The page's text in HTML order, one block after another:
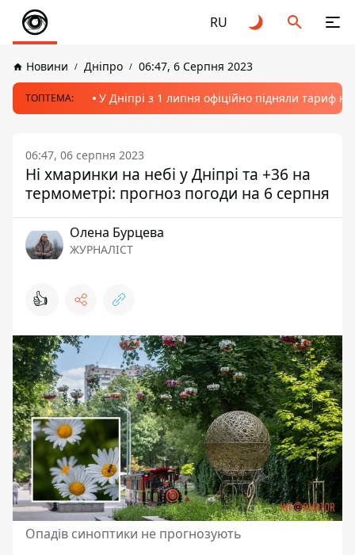
RU
Новини Дніпро 06:47, 6 Серпня 2023
ТОПТЕМА: У Дніпрі з 1 липня офіційно підняли тариф
06:47, 06 серпня 2023
Ні хмаринки на небі у Дніпрі та +36 на
термометрі: прогноз погоди на 6 серпня
Олена Бурцева
ЖУРНАЛІСТ
👍
Опадів синоптики не прогнозують